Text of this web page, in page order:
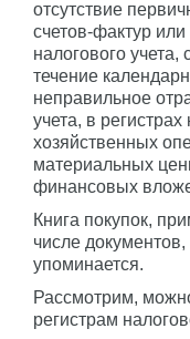
отсутствие
счетов-фактур или
налогового учета,
течение
неправильное
учета, в регистрах
хозяйственных
материальных
финансовых
Книга покупок,
числе
упоминается.
Рассмотрим,
регистрам